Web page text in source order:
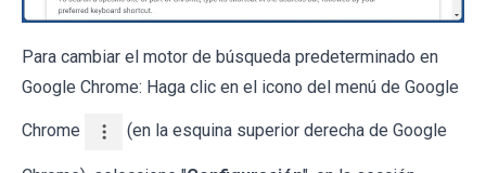
Para cambiar el motor de búsqueda predeterminado en
Google Chrome: Haga clic en el icono del menú de Google
Chrome (en la esquina superior derecha de Google